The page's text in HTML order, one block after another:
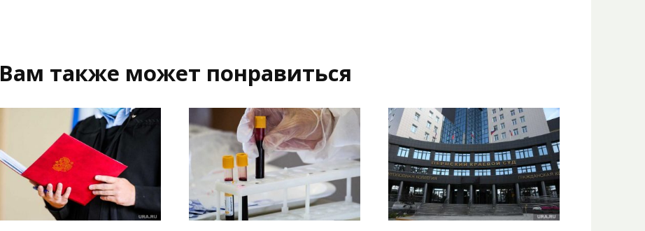
Вам также может понравиться